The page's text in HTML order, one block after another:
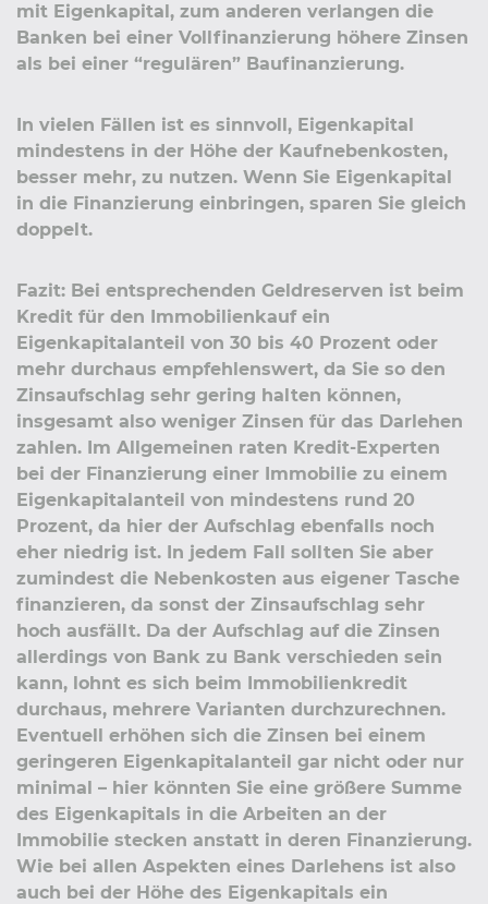
mit Eigenkapital, zum anderen verlangen die
Banken bei einer Vollfinanzierung höhere Zinsen
als bei einer “regulären” Baufinanzierung.
In vielen Fällen ist es sinnvoll, Eigenkapital
mindestens in der Höhe der Kaufnebenkosten,
besser mehr, zu nutzen. Wenn Sie Eigenkapital
in die Finanzierung einbringen, sparen Sie gleich
doppelt.
Fazit: Bei entsprechenden Geldreserven ist beim
Kredit für den Immobilienkauf ein
Eigenkapitalanteil von 30 bis 40 Prozent oder
mehr durchaus empfehlenswert, da Sie so den
Zinsaufschlag sehr gering halten können,
insgesamt also weniger Zinsen für das Darlehen
zahlen. Im Allgemeinen raten Kredit-Experten
bei der Finanzierung einer Immobilie zu einem
Eigenkapitalanteil von mindestens rund 20
Prozent, da hier der Aufschlag ebenfalls noch
eher niedrig ist. In jedem Fall sollten Sie aber
zumindest die Nebenkosten aus eigener Tasche
finanzieren, da sonst der Zinsaufschlag sehr
hoch ausfällt. Da der Aufschlag auf die Zinsen
allerdings von Bank zu Bank verschieden sein
kann, lohnt es sich beim Immobilienkredit
durchaus, mehrere Varianten durchzurechnen.
Eventuell erhöhen sich die Zinsen bei einem
geringeren Eigenkapitalanteil gar nicht oder nur
minimal – hier könnten Sie eine größere Summe
des Eigenkapitals in die Arbeiten an der
Immobilie stecken anstatt in deren Finanzierung.
Wie bei allen Aspekten eines Darlehens ist also
auch bei der Höhe des Eigenkapitals ein